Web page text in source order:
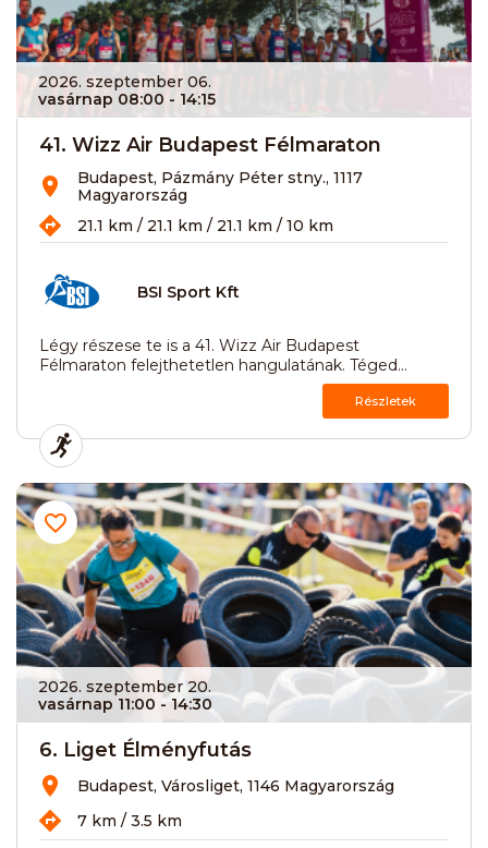
2026. szeptember 06.
vasárnap 08:00 - 14:15
41. Wizz Air Budapest Félmaraton
Budapest, Pázmány Péter stny., 1117
Magyarország
21.1 km / 21.1 km / 21.1 km / 10 km
BSI Sport Kft
Légy részese te is a 41. Wizz Air Budapest
Félmaraton felejthetetlen hangulatának. Téged...
Részletek
2026. szeptember 20.
vasárnap 11:00 - 14:30
6. Liget Élményfutás
Budapest, Városliget, 1146 Magyarország
7 km / 3.5 km